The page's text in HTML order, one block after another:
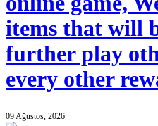
items that will
further play
every other
09 Ağustos, 2026